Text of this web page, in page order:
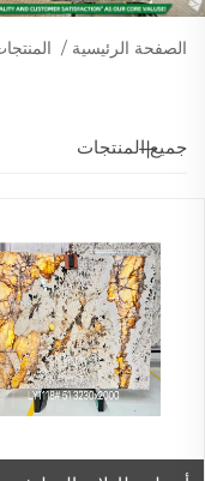
الصفحة الرئيسية /
جميع المنتجات